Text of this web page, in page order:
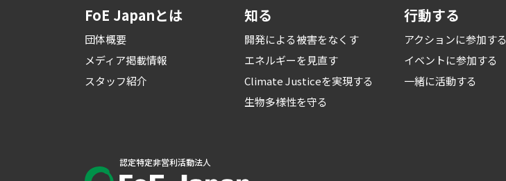
FoE Japanとは
団体概要
メディア掲載情報
スタッフ紹介
知る
開発による被害をなくす
エネルギーを見直す
Climate Justiceを実現する
生物多様性を守る
行動する
アクションに参加する
イベントに参加する
一緒に活動する
認定特定非営利活動法人